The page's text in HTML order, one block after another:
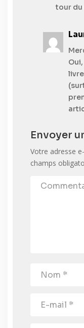
tour du
Envoyer
Votre adresse
champs